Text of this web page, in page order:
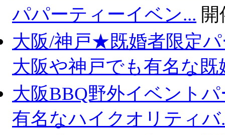
パパーティーイベン...
大阪/神戸★既婚者限定
大阪や神戸でも有名な既
大阪BBQ野外イベント
有名なハイクオリティバ